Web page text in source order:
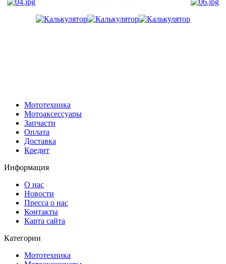
Мототехника
Мотоаксессуары
Запчасти
Оплата
Доставка
Кредит
Информация
О нас
Новости
Пресса о нас
Контакты
Карта сайта
Категории
Мототехника